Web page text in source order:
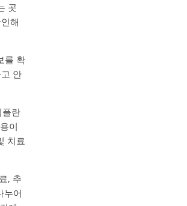
곳
해
를 확
안
플란
이
치료
, 추
누어